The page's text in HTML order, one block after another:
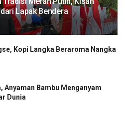
Lapak Bendera
Kopi Langka Beraroma Nangka
Anyaman Bambu Menganyam
Dunia